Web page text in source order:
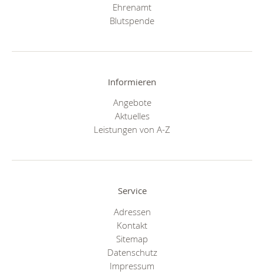
Ehrenamt
Blutspende
Informieren
Angebote
Aktuelles
Leistungen von A-Z
Service
Adressen
Kontakt
Sitemap
Datenschutz
Impressum